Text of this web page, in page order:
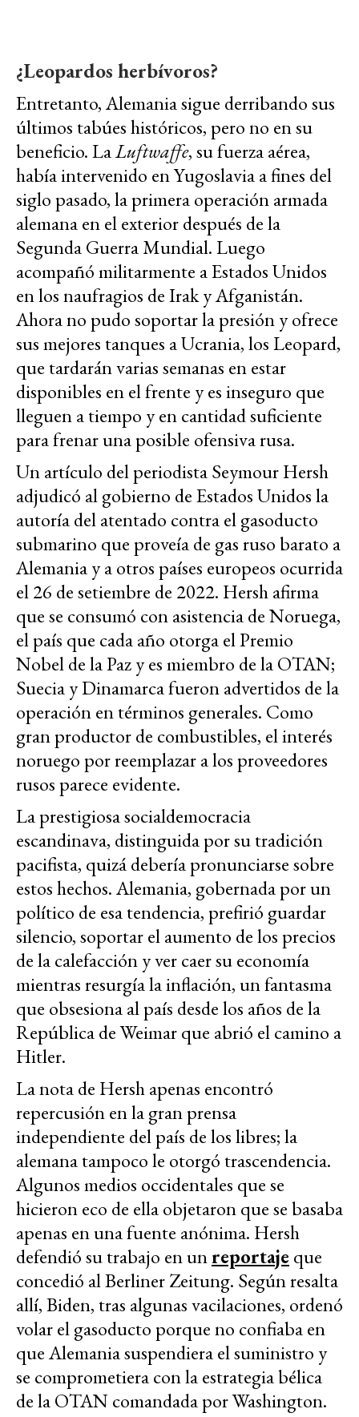
¿Leopardos herbívoros?
Entretanto, Alemania sigue derribando sus
últimos tabúes históricos, pero no en su
beneficio. LaLuftwaffe, su fuerza aérea,
había intervenido en Yugoslavia a fines del
siglo pasado, la primera operación armada
alemana en el exterior después de la
Segunda Guerra Mundial. Luego
acompañó militarmente a Estados Unidos
en los naufragios de Irak y Afganistán.
Ahora no pudo soportar la presión y ofrece
sus mejores tanques a Ucrania, los Leopard,
que tardarán varias semanas en estar
disponibles en el frente y es inseguro que
lleguen a tiempo y en cantidad suficiente
para frenar una posible ofensiva rusa.
Un artículo del periodista Seymour Hersh
adjudicó al gobierno de Estados Unidos la
autoría del atentado contra el gasoducto
submarino que proveía de gas ruso barato a
Alemania y a otros países europeos ocurrida
el 26 de setiembre de 2022. Hersh afirma
que se consumó con asistencia de Noruega,
el país que cada año otorga el Premio
Nobel de la Paz y es miembro de la OTAN;
Suecia y Dinamarca fueron advertidos de la
operación en términos generales. Como
gran productor de combustibles, el interés
noruego por reemplazar a los proveedores
rusos parece evidente.
La prestigiosa socialdemocracia
escandinava, distinguida por su tradición
pacifista, quizá debería pronunciarse sobre
estos hechos. Alemania, gobernada por un
político de esa tendencia, prefirió guardar
silencio, soportar el aumento de los precios
de la calefacción y ver caer su economía
mientras resurgía la inflación, un fantasma
que obsesiona al país desde los años de la
República de Weimar que abrió el camino a
Hitler.
La nota de Hersh apenas encontró
repercusión en la gran prensa
independiente del país de los libres; la
alemana tampoco le otorgó trascendencia.
Algunos medios occidentales que se
hicieron eco de ella objetaron que se basaba
apenas en una fuente anónima. Hersh
defendió su trabajo en unreportaje que
concedió al Berliner Zeitung. Según resalta
allí, Biden, tras algunas vacilaciones, ordenó
volar el gasoducto porque no confiaba en
que Alemania suspendiera el suministro y
se comprometiera con la estrategia bélica
de la OTAN comandada por Washington.